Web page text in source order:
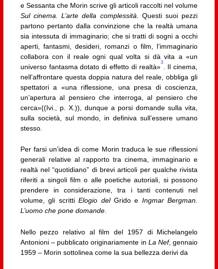
e Sessanta che Morin scrive gli articoli raccolti nel volume
Sul cinema. L’arte della complessità . Questi suoi pezzi
partono pertanto dalla convinzione che la realtà umana
sia intessuta di immaginario; che si tratti di sogni a occhi
aperti, fantasmi, desideri, romanzi o film, l’immaginario
collabora con il reale ogni qual volta si dà vita a «un
universo fantasma dotato di effetto di realtà»
3
. Il cinema,
nell’affrontare questa doppia natura del reale, obbliga gli
spettatori a «una riflessione, una presa di coscienza,
un’apertura al pensiero che interroga, al pensiero che
cerca»((Ivi., p. X.)), dunque a porsi domande sulla vita,
sulla società, sul mondo, in definiva sull’essere umano
stesso.
Per farsi un’idea di come Morin traduca le sue riflessioni
generali relative al rapporto tra cinema, immaginario e
realtà nel “quotidiano” di brevi articoli per qualche rivista
riferiti a singoli film o alle poetiche autoriali, si possono
prendere in considerazione, tra i tanti contenuti nel
volume, gli scrittiElogio delGrido e Ingmar Bergman.
L’uomo che pone domande.
Nello pezzo relativo al film del 1957 di Michelangelo
Antonioni – pubblicato originariamente in La Nef, gennaio
1959 – Morin sottolinea come la sua bellezza derivi da